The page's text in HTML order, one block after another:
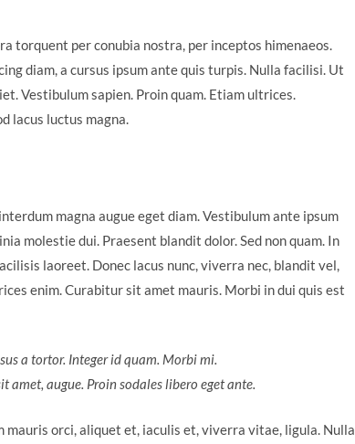
torquent per conubia nostra, per inceptos himenaeos.
diam, a cursus ipsum ante quis turpis. Nulla facilisi. Ut
Vestibulum sapien. Proin quam. Etiam ultrices.
lacus luctus magna.
magna augue eget diam. Vestibulum ante ipsum
molestie dui. Praesent blandit dolor. Sed non quam. In
laoreet. Donec lacus nunc, viverra nec, blandit vel,
enim. Curabitur sit amet mauris. Morbi in dui quis est
a tortor. Integer id quam. Morbi mi.
augue. Proin sodales libero eget ante.
orci, aliquet et, iaculis et, viverra vitae, ligula. Nulla